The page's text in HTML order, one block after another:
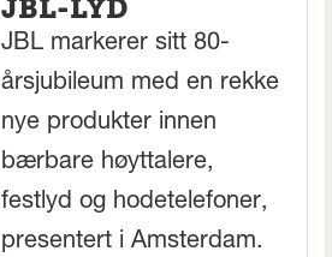
JBL-LYD
JBL markerer sitt 80-
årsjubileum med en rekke
nye produkter innen
bærbare høyttalere,
festlyd og hodetelefoner,
presentert i Amsterdam.